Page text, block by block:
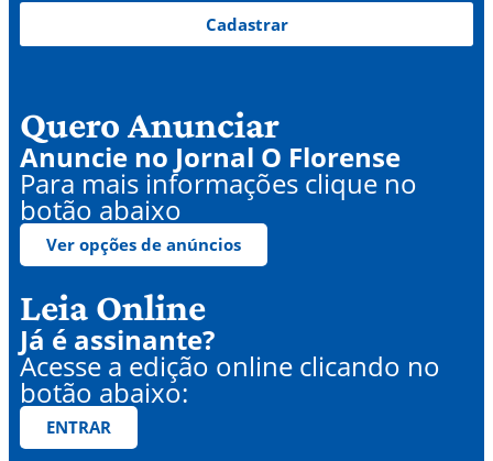
Cadastrar
Quero Anunciar
Anuncie no Jornal O Florense
Para mais informações clique no
botão abaixo
Ver opções de anúncios
Leia Online
Já é assinante?
Acesse a edição online clicando no
botão abaixo:
ENTRAR